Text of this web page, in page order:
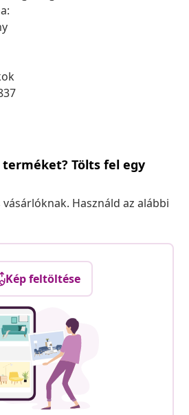
Tölts fel egy
Használd az alábbi
Kép feltöltése